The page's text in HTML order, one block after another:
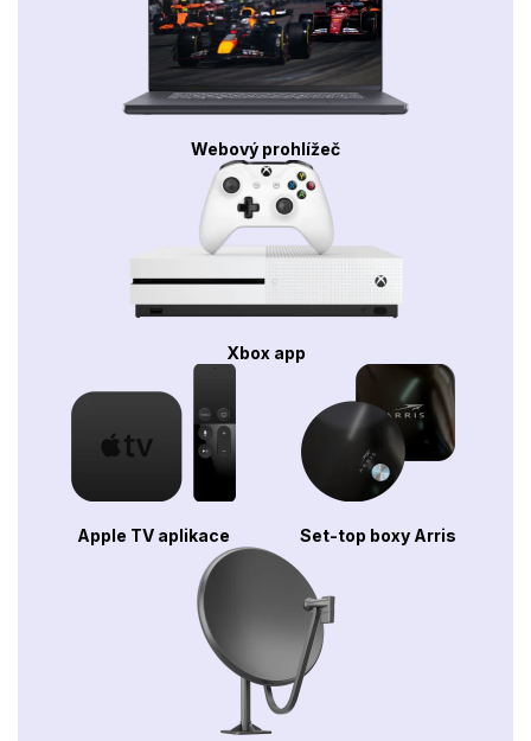
Webový prohlížeč
Xbox app
Apple TV aplikace Set-top boxy Arris